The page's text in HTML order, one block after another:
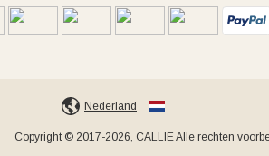
Nederland
Copyright © 2017-2026, CALLIE Alle rechten